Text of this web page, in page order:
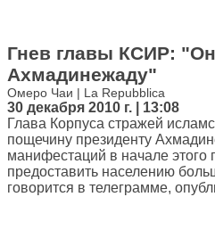
Гнев главы КСИР:
Ахмадинежаду"
Омеро Чаи | La Repubblica
30 декабря 2010 г. | 13:08
Глава Корпуса стражей
пощечину президенту
манифестаций в начале этого
предоставить населению
говорится в телеграмме,